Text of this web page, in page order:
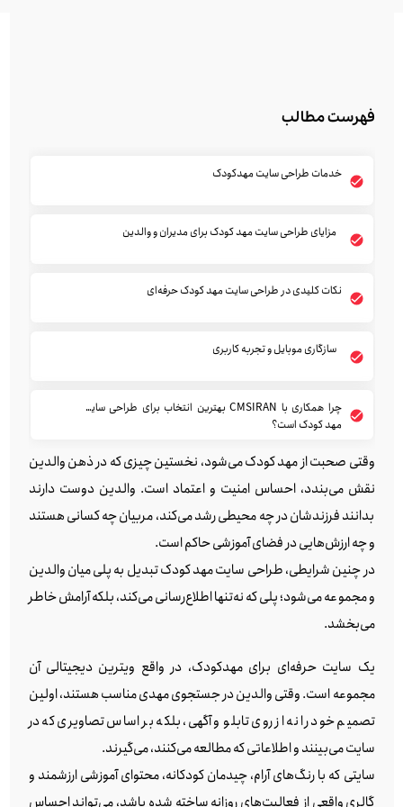
فهرست مطالب
خدمات طراحی سایت مهدکودک
مزایای طراحی سایت مهد کودک برای مدیران و والدین
نکات کلیدی در طراحی سایت مهد کودک حرفه‌ای
سازگاری موبایل و تجربه کاربری
چرا همکاری با CMSIRAN بهترین انتخاب برای طراحی سایت
مهد کودک است؟
وقتی صحبت از مهد کودک می‌شود، نخستین چیزی که در ذهن والدین
نقش می‌بندد، احساس امنیت و اعتماد است. والدین دوست دارند
بدانند فرزندشان در چه محیطی رشد می‌کند، مربیان چه کسانی هستند
و چه ارزش‌هایی در فضای آموزشی حاکم است.
در چنین شرایطی، طراحی سایت مهد کودک تبدیل به پلی میان والدین
و مجموعه می‌شود؛ پلی که نه‌تنها اطلاع‌رسانی می‌کند، بلکه آرامش خاطر
می‌بخشد.
یک سایت حرفه‌ای برای مهدکودک، در واقع ویترین دیجیتالی آن
مجموعه است. وقتی والدین در جستجوی مهدی مناسب هستند، اولین
تصمیم خود را نه از روی تابلو و آگهی، بلکه بر اساس تصاویری که در
سایت می‌بینند و اطلاعاتی که مطالعه می‌کنند، می‌گیرند.
سایتی که با رنگ‌های آرام، چیدمان کودکانه، محتوای آموزشی ارزشمند و